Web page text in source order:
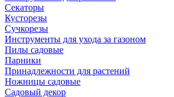
Секаторы
Кусторезы
Сучкорезы
Инструменты для ухода за газоном
Пилы садовые
Парники
Принадлежности для растений
Ножницы садовые
Садовый декор